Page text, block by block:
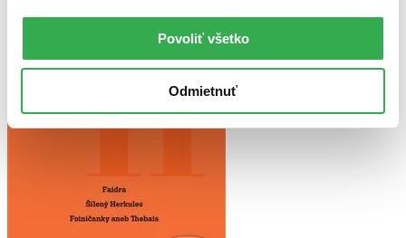
Povoliť všetko
Odmietnuť